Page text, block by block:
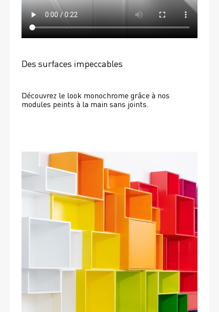
Des surfaces impeccables
Découvrez le look monochrome grâce à nos
modules peints à la main sans joints.